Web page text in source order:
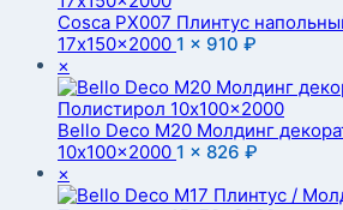
Cosca PX007 Плинтус
17x150x2000 1 × 910 ₽
×
Bello Deco M20 Молдинг
10x100x2000 1 × 826 ₽
×